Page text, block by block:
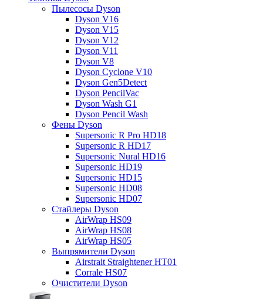
Пылесосы Dyson
Dyson V16
Dyson V15
Dyson V12
Dyson V11
Dyson V8
Dyson Cyclone V10
Dyson Gen5Detect
Dyson PencilVac
Dyson Wash G1
Dyson Pencil Wash
Фены Dyson
Supersonic R Pro HD18
Supersonic R HD17
Supersonic Nural HD16
Supersonic HD19
Supersonic HD15
Supersonic HD08
Supersonic HD07
Стайлеры Dyson
AirWrap HS09
AirWrap HS08
AirWrap HS05
Выпрямители Dyson
Airstrait Straightener HT01
Corrale HS07
Очистители Dyson